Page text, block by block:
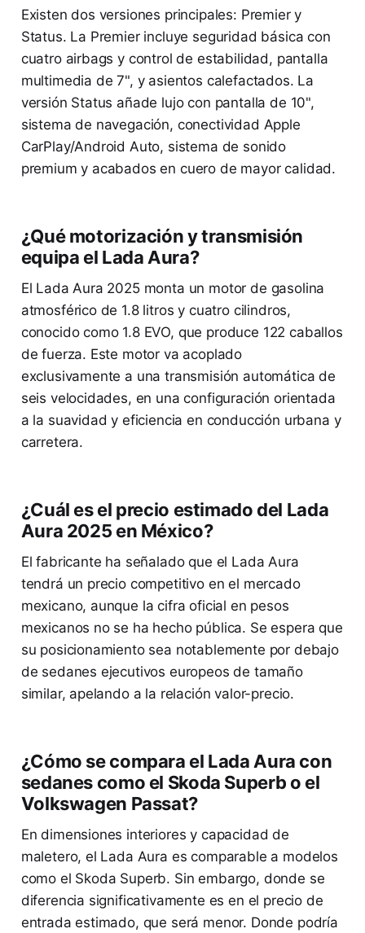
Existen dos versiones principales: Premier y
Status. La Premier incluye seguridad básica con
cuatro airbags y control de estabilidad, pantalla
multimedia de 7", y asientos calefactados. La
versión Status añade lujo con pantalla de 10",
sistema de navegación, conectividad Apple
CarPlay/Android Auto, sistema de sonido
premium y acabados en cuero de mayor calidad.
¿Qué motorización y transmisión
equipa el Lada Aura?
El Lada Aura 2025 monta un motor de gasolina
atmosférico de 1.8 litros y cuatro cilindros,
conocido como 1.8 EVO, que produce 122 caballos
de fuerza. Este motor va acoplado
exclusivamente a una transmisión automática de
seis velocidades, en una configuración orientada
a la suavidad y eficiencia en conducción urbana y
carretera.
¿Cuál es el precio estimado del Lada
Aura 2025 en México?
El fabricante ha señalado que el Lada Aura
tendrá un precio competitivo en el mercado
mexicano, aunque la cifra oficial en pesos
mexicanos no se ha hecho pública. Se espera que
su posicionamiento sea notablemente por debajo
de sedanes ejecutivos europeos de tamaño
similar, apelando a la relación valor-precio.
¿Cómo se compara el Lada Aura con
sedanes como el Skoda Superb o el
Volkswagen Passat?
En dimensiones interiores y capacidad de
maletero, el Lada Aura es comparable a modelos
como el Skoda Superb. Sin embargo, donde se
diferencia significativamente es en el precio de
entrada estimado, que será menor. Donde podría